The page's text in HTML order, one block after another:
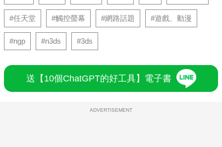
#任天堂 #觸控螢幕 #網路話題 #遊戲、動漫
#ngp #n3ds #3ds
送【10個ChatGPT的好工具】電子書
ADVERTISEMENT